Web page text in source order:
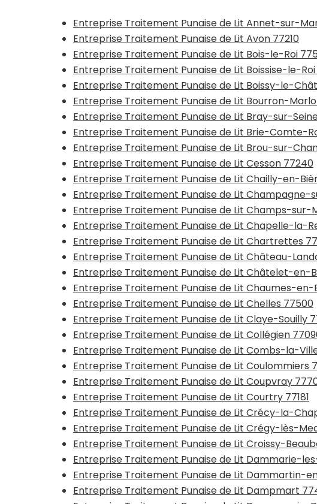
Entreprise Traitement Punaise de Lit Annet-sur-
Entreprise Traitement Punaise de Lit Avon 77210
Entreprise Traitement Punaise de Lit Bois-le-Roi
Entreprise Traitement Punaise de Lit Boissise-le-Roi
Entreprise Traitement Punaise de Lit Boissy-le-
Entreprise Traitement Punaise de Lit Bourron-
Entreprise Traitement Punaise de Lit Bray-sur-
Entreprise Traitement Punaise de Lit Brie-Comte-
Entreprise Traitement Punaise de Lit Brou-sur-
Entreprise Traitement Punaise de Lit Cesson 77240
Entreprise Traitement Punaise de Lit Chailly-en-
Entreprise Traitement Punaise de Lit Champagne-
Entreprise Traitement Punaise de Lit Champs-sur-
Entreprise Traitement Punaise de Lit Chapelle-la-
Entreprise Traitement Punaise de Lit Chartrettes
Entreprise Traitement Punaise de Lit Château-
Entreprise Traitement Punaise de Lit Châtelet-en-
Entreprise Traitement Punaise de Lit Chaumes-en-
Entreprise Traitement Punaise de Lit Chelles 77500
Entreprise Traitement Punaise de Lit Claye-Souilly
Entreprise Traitement Punaise de Lit Collégien
Entreprise Traitement Punaise de Lit Combs-la-
Entreprise Traitement Punaise de Lit Coulommiers
Entreprise Traitement Punaise de Lit Coupvray
Entreprise Traitement Punaise de Lit Courtry 77181
Entreprise Traitement Punaise de Lit Crécy-la-
Entreprise Traitement Punaise de Lit Crégy-lès-
Entreprise Traitement Punaise de Lit Croissy-
Entreprise Traitement Punaise de Lit Dammarie-
Entreprise Traitement Punaise de Lit Dammartin-
Entreprise Traitement Punaise de Lit Dampmart